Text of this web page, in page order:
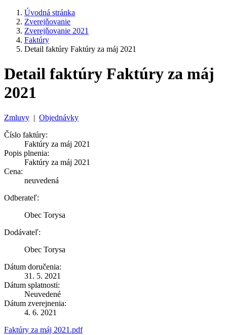
Úvodná stránka
Zverejňovanie
Zverejňovanie 2021
Faktúry
Detail faktúry Faktúry za máj 2021
Detail faktúry Faktúry za máj
2021
Zmluvy | Objednávky
Číslo faktúry:
Faktúry za máj 2021
Popis plnenia:
Faktúry za máj 2021
Cena:
neuvedená
Odberateľ:
Obec Torysa
Dodávateľ:
Obec Torysa
Dátum doručenia:
31. 5. 2021
Dátum splatnosti:
Neuvedené
Dátum zverejnenia:
4. 6. 2021
Faktúry za máj 2021.pdf